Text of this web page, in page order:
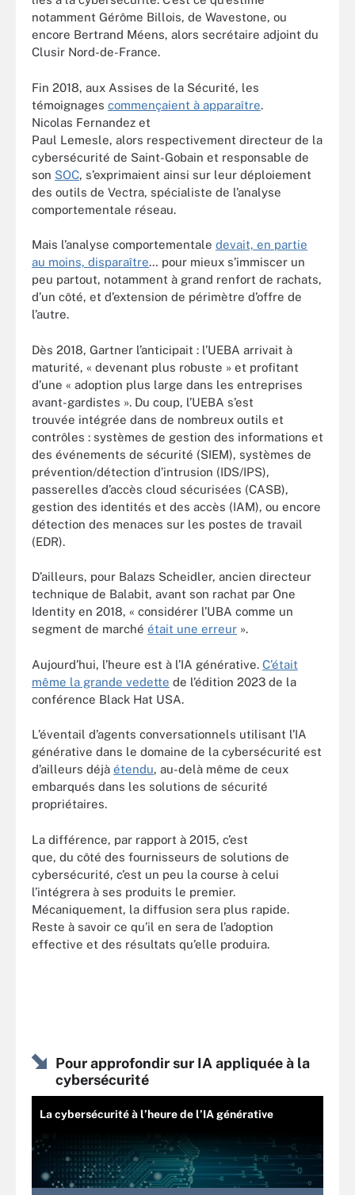
notamment Gérôme Billois, de Wavestone, ou
encore Bertrand Méens, alors secrétaire adjoint du
Clusir Nord-de-France.
Fin 2018, aux Assises de la Sécurité, les
témoignages commençaient à apparaître.
Nicolas Fernandez et
Paul Lemesle, alors respectivement directeur de la
cybersécurité de Saint-Gobain et responsable de
son SOC, s’exprimaient ainsi sur leur déploiement
des outils de Vectra, spécialiste de l’analyse
comportementale réseau.
Mais l’analyse comportementale devait, en partie
au moins, disparaître… pour mieux s’immiscer un
peu partout, notamment à grand renfort de rachats,
d’un côté, et d’extension de périmètre d’offre de
l’autre.
Dès 2018, Gartner l’anticipait : l’UEBA arrivait à
maturité, « devenant plus robuste » et profitant
d’une « adoption plus large dans les entreprises
avant-gardistes ». Du coup, l’UEBA s’est
trouvée intégrée dans de nombreux outils et
contrôles : systèmes de gestion des informations et
des événements de sécurité (SIEM), systèmes de
prévention/détection d’intrusion (IDS/IPS),
passerelles d’accès cloud sécurisées (CASB),
gestion des identités et des accès (IAM), ou encore
détection des menaces sur les postes de travail
(EDR).
D’ailleurs, pour Balazs Scheidler, ancien directeur
technique de Balabit, avant son rachat par One
Identity en 2018, « considérer l’UBA comme un
segment de marché était une erreur ».
Aujourd’hui, l’heure est à l’IA générative. C’était
même la grande vedette de l’édition 2023 de la
conférence Black Hat USA.
L’éventail d’agents conversationnels utilisant l’IA
générative dans le domaine de la cybersécurité est
d’ailleurs déjà étendu, au-delà même de ceux
embarqués dans les solutions de sécurité
propriétaires.
La différence, par rapport à 2015, c’est
que, du côté des fournisseurs de solutions de
cybersécurité, c’est un peu la course à celui
l’intégrera à ses produits le premier.
Mécaniquement, la diffusion sera plus rapide.
Reste à savoir ce qu’il en sera de l’adoption
effective et des résultats qu’elle produira.
Pour approfondir sur IA appliquée à la
cybersécurité
La cybersécurité à l’heure de l’IA générative